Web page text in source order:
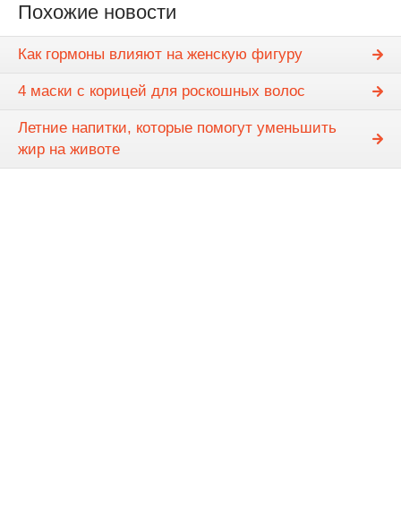
Похожие новости
Как гормоны влияют на женскую фигуру
4 маски с корицей для роскошных волос
Летние напитки, которые помогут уменьшить
жир на животе